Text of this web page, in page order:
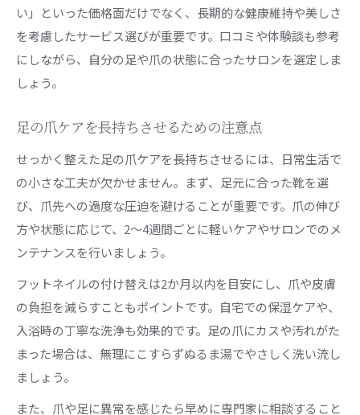
い」といった価格面だけでなく、長期的な健康維持や美しさ
を考慮したサービス選びが重要です。口コミや体験談も参考
にしながら、自分の足や爪の状態に合ったサロンを選定しま
しょう。
足の爪ケアを長持ちさせるための注意点
せっかく整えた足の爪ケアを長持ちさせるには、日常生活で
の小さな工夫が欠かせません。まず、足元に合った靴を選
び、爪先への過度な圧迫を避けることが重要です。爪の伸び
方や状態に応じて、2～4週間ごとに軽いケアやサロンでのメ
ンテナンスを行いましょう。
フットネイルの付け替えは2か月以内を目安にし、爪や皮膚
の負担を減らすこともポイントです。自宅での保湿ケアや、
入浴時の丁寧な洗浄も効果的です。足の爪にカスや汚れがた
まった場合は、無理にこすらずぬるま湯でやさしく洗い流し
ましょう。
また、爪や足に異常を感じたら早めに専門家に相談すること